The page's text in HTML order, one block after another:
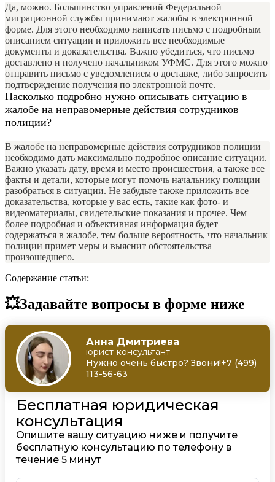
Да, можно. Большинство управлений Федеральной
миграционной службы принимают жалобы в электронной
форме. Для этого необходимо написать письмо с подробным
описанием ситуации и приложить все необходимые
документы и доказательства. Важно убедиться, что письмо
доставлено и получено начальником УФМС. Для этого можно
отправить письмо с уведомлением о доставке, либо запросить
подтверждение получения по электронной почте.
Насколько подробно нужно описывать ситуацию в
жалобе на неправомерные действия сотрудников
полиции?
В жалобе на неправомерные действия сотрудников полиции
необходимо дать максимально подробное описание ситуации.
Важно указать дату, время и место происшествия, а также все
факты и детали, которые могут помочь начальнику полиции
разобраться в ситуации. Не забудьте также приложить все
доказательства, которые у вас есть, такие как фото- и
видеоматериалы, свидетельские показания и прочее. Чем
более подробная и объективная информация будет
содержаться в жалобе, тем больше вероятность, что начальник
полиции примет меры и выяснит обстоятельства
произошедшего.
Содержание статьи:
💥Задавайте вопросы в форме ниже